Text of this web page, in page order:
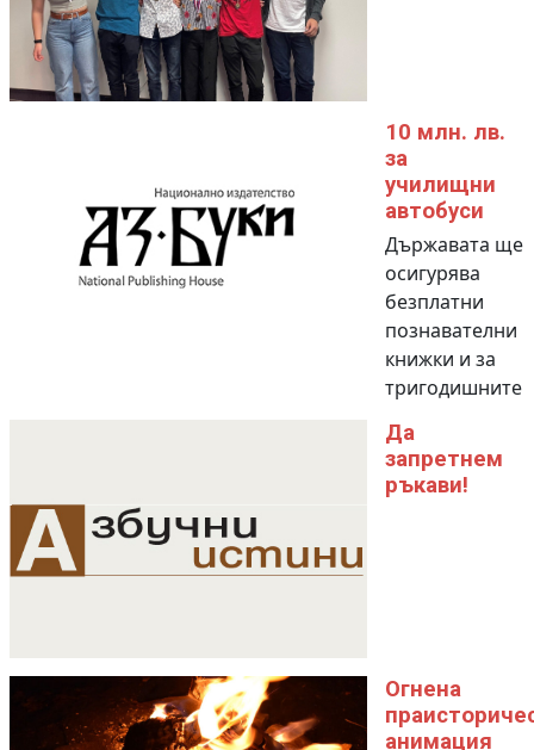
10 млн. лв.
за
училищни
автобуси
Държавата ще
осигурява
безплатни
познавателни
книжки и за
тригодишните
Да
запретнем
ръкави!
Огнена
анимация